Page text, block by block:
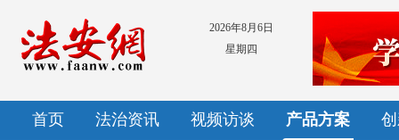
2026年8月6日
星期四
首页 法治资讯 视频访谈 产品方案